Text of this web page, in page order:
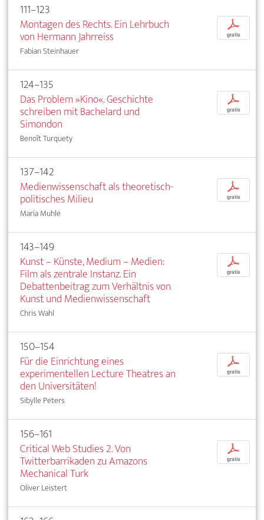
111–123
Montagen des Rechts. Ein Lehrbuch
von Hermann Jahrreiss
Fabian Steinhauer
p
gratis
124–135
Das Problem »Kino«. Geschichte
schreiben mit Bachelard und
Simondon
Benoît Turquety
p
gratis
137–142
Medienwissenschaft als theoretisch-
politisches Milieu
Maria Muhle
p
gratis
143–149
Kunst – Künste, Medium – Medien:
Film als zentrale Instanz. Ein
Debattenbeitrag zum Verhältnis von
Kunst und Medienwissenschaft
Chris Wahl
p
gratis
150–154
Für die Einrichtung eines
experimentellen Lecture Theatres an
den Universitäten!
Sibylle Peters
p
gratis
156–161
Critical Web Studies 2. Von
Twitterbarrikaden zu Amazons
Mechanical Turk
Oliver Leistert
p
gratis